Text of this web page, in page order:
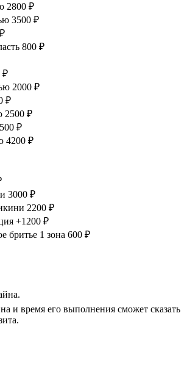
2800 ₽
3500 ₽
800 ₽
₽
2000 ₽
₽
2500 ₽
₽
4200 ₽
3000 ₽
2200 ₽
+1200 ₽
бритье 1 зона 600 ₽
и время его выполнения сможет сказать